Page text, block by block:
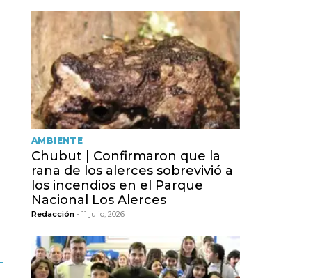
AMBIENTE
Chubut | Confirmaron que la
rana de los alerces sobrevivió a
los incendios en el Parque
Nacional Los Alerces
Redacción - 11 julio, 2026